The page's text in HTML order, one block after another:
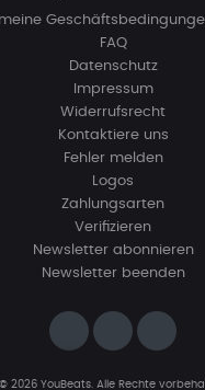
FAQ
Datenschutz
Impressum
Widerrufsrecht
Kontaktiere uns
Fehler melden
Logos
Zahlungsarten
Verifizieren
Newsletter abonnieren
Newsletter beenden
© 2026 YouBeats. Alle Rechte